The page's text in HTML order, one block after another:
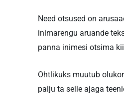
Need otsused on
inimarengu aruande
panna inimesi otsima
Ohtlikuks muutub
palju ta selle ajaga